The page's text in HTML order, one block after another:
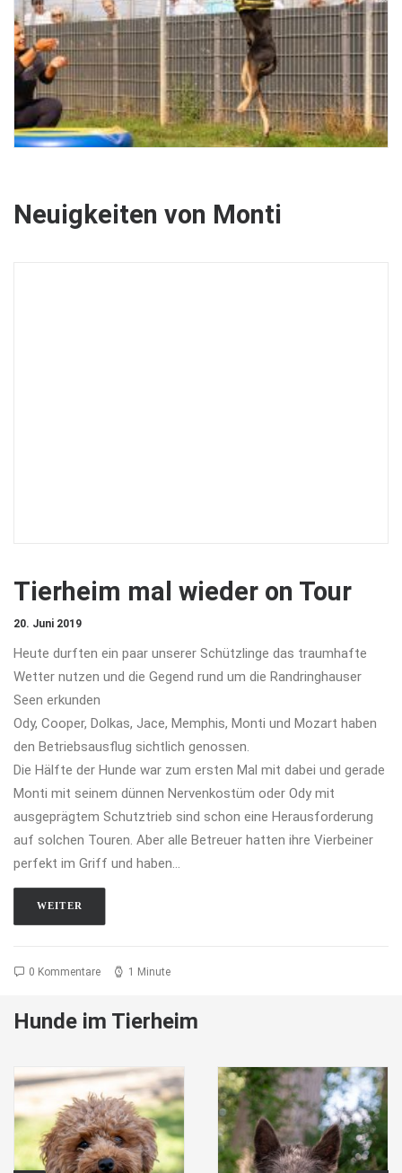
Neuigkeiten von Monti
Tierheim mal wieder on Tour
20. Juni 2019
Heute durften ein paar unserer Schützlinge das traumhafte
Wetter nutzen und die Gegend rund um die Randringhauser
Seen erkunden
Ody, Cooper, Dolkas, Jace, Memphis, Monti und Mozart haben
den Betriebsausflug sichtlich genossen.
Die Hälfte der Hunde war zum ersten Mal mit dabei und gerade
Monti mit seinem dünnen Nervenkostüm oder Ody mit
ausgeprägtem Schutztrieb sind schon eine Herausforderung
auf solchen Touren. Aber alle Betreuer hatten ihre Vierbeiner
perfekt im Griff und haben…
WEITER
0 Kommentare 1 Minute
Hunde im Tierheim